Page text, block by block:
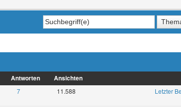
Antworten Ansichten
7 11.588 Letzter